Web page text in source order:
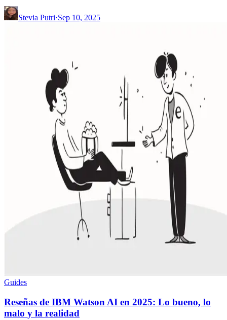
Stevia Putri·Sep 10, 2025
Guides
Reseñas de IBM Watson AI en 2025: Lo bueno, lo
malo y la realidad